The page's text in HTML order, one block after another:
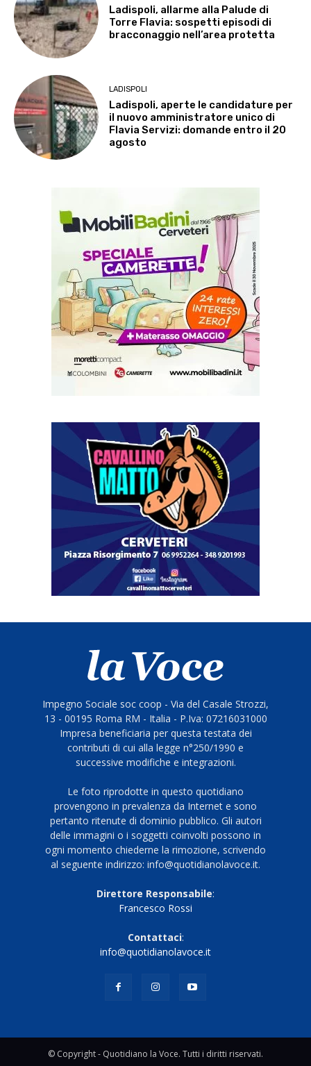
Ladispoli, allarme alla Palude di
Torre Flavia: sospetti episodi di
bracconaggio nell’area protetta
LADISPOLI
Ladispoli, aperte le candidature per
il nuovo amministratore unico di
Flavia Servizi: domande entro il 20
agosto
Impegno Sociale soc coop - Via del Casale Strozzi,
13 - 00195 Roma RM - Italia - P.Iva: 07216031000
Impresa beneficiaria per questa testata dei
contributi di cui alla legge n°250/1990 e
successive modifiche e integrazioni.
Le foto riprodotte in questo quotidiano
provengono in prevalenza da Internet e sono
pertanto ritenute di dominio pubblico. Gli autori
delle immagini o i soggetti coinvolti possono in
ogni momento chiederne la rimozione, scrivendo
al seguente indirizzo: info@quotidianolavoce.it.
Direttore Responsabile:
Francesco Rossi
Contattaci:
info@quotidianolavoce.it
© Copyright - Quotidiano la Voce. Tutti i diritti riservati.